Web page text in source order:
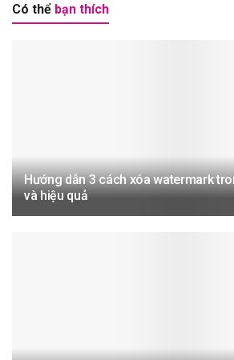
Có thể bạn thích
Hướng dẫn 3 cách xóa watermark
và hiệu quả